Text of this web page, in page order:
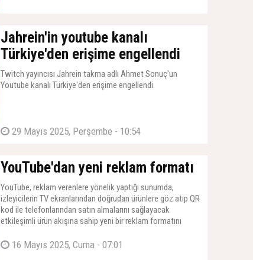
Jahrein'in youtube kanalı
Türkiye'den erişime engellendi
Twitch yayıncısı Jahrein takma adlı Ahmet Sonuç'un
Youtube kanalı Türkiye'den erişime engellendi.
29 Mayıs 2025, Perşembe - 10:54
YouTube'dan yeni reklam formatı
YouTube, reklam verenlere yönelik yaptığı sunumda,
izleyicilerin TV ekranlarından doğrudan ürünlere göz atıp QR
kod ile telefonlarından satın almalarını sağlayacak
etkileşimli ürün akışına sahip yeni bir reklam formatını
16 Mayıs 2025, Cuma - 07:01